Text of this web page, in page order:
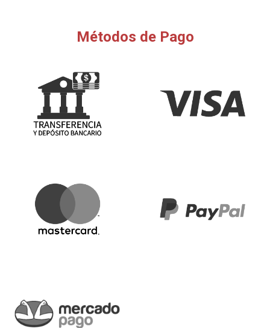
Métodos de Pago